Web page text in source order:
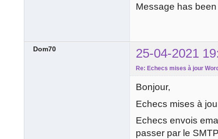
Message has
Dom70 25-04-2021
Re: Echecs mises à jour
Bonjour,
Echecs mises à
Echecs envois
passer par le